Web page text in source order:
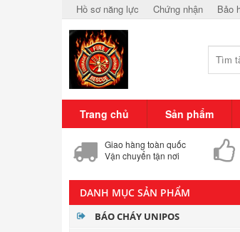
Hồ sơ năng lực Chứng nhận Bảo
Trang chủ Sản phẩm
Giao hàng toàn quốc
Vận chuyển tận nơi
DANH MỤC SẢN PHẨM
BÁO CHÁY UNIPOS